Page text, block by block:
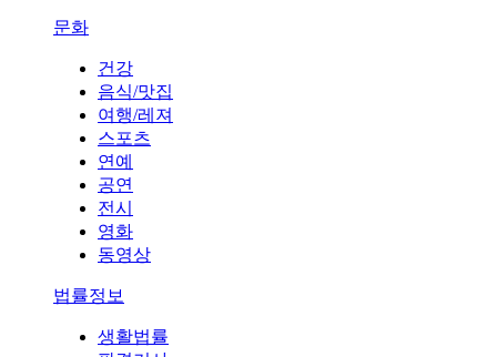
문화
건강
음식/맛집
여행/레져
스포츠
연예
공연
전시
영화
동영상
법률정보
생활법률